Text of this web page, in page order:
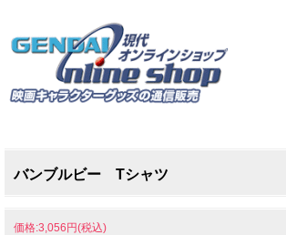
バンブルビー Tシャツ
価格:3,056円(税込)